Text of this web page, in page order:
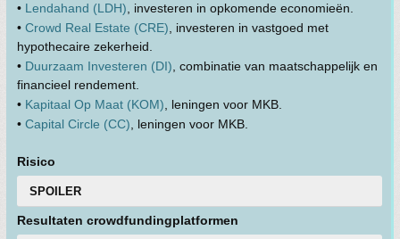
• Lendahand (LDH) , investeren in opkomende economieën.
• Crowd Real Estate (CRE) , investeren in vastgoed met
hypothecaire zekerheid.
• Duurzaam Investeren (DI) , combinatie van maatschappelijk en
financieel rendement.
• Kapitaal Op Maat (KOM) , leningen voor MKB.
• Capital Circle (CC) , leningen voor MKB.
Risico
SPOILER
Resultaten crowdfundingplatformen